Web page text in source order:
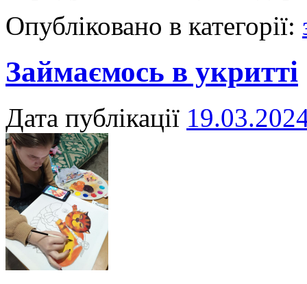
Опубліковано в категорії:
Займаємось в укритті
Дата публікації